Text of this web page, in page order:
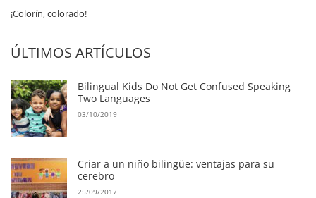
¡Colorín, colorado!
ÚLTIMOS ARTÍCULOS
Bilingual Kids Do Not Get Confused Speaking
Two Languages
03/10/2019
Criar a un niño bilingüe: ventajas para su
cerebro
25/09/2017